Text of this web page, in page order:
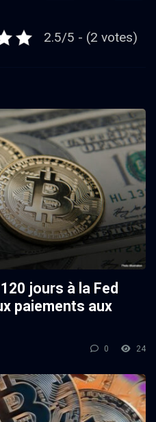
2.5/5 - (2 votes)
jours à la Fed
paiements aux
0 24